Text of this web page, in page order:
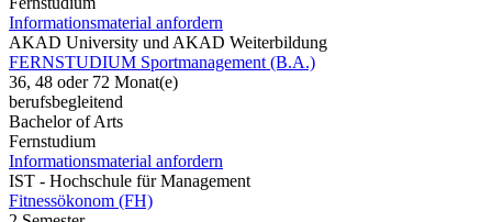
Informationsmaterial anfordern
AKAD University und AKAD Weiterbildung
FERNSTUDIUM Sportmanagement (B.A.)
36, 48 oder 72 Monat(e)
berufsbegleitend
Bachelor of Arts
Fernstudium
Informationsmaterial anfordern
IST - Hochschule für Management
Fitnessökonom (FH)